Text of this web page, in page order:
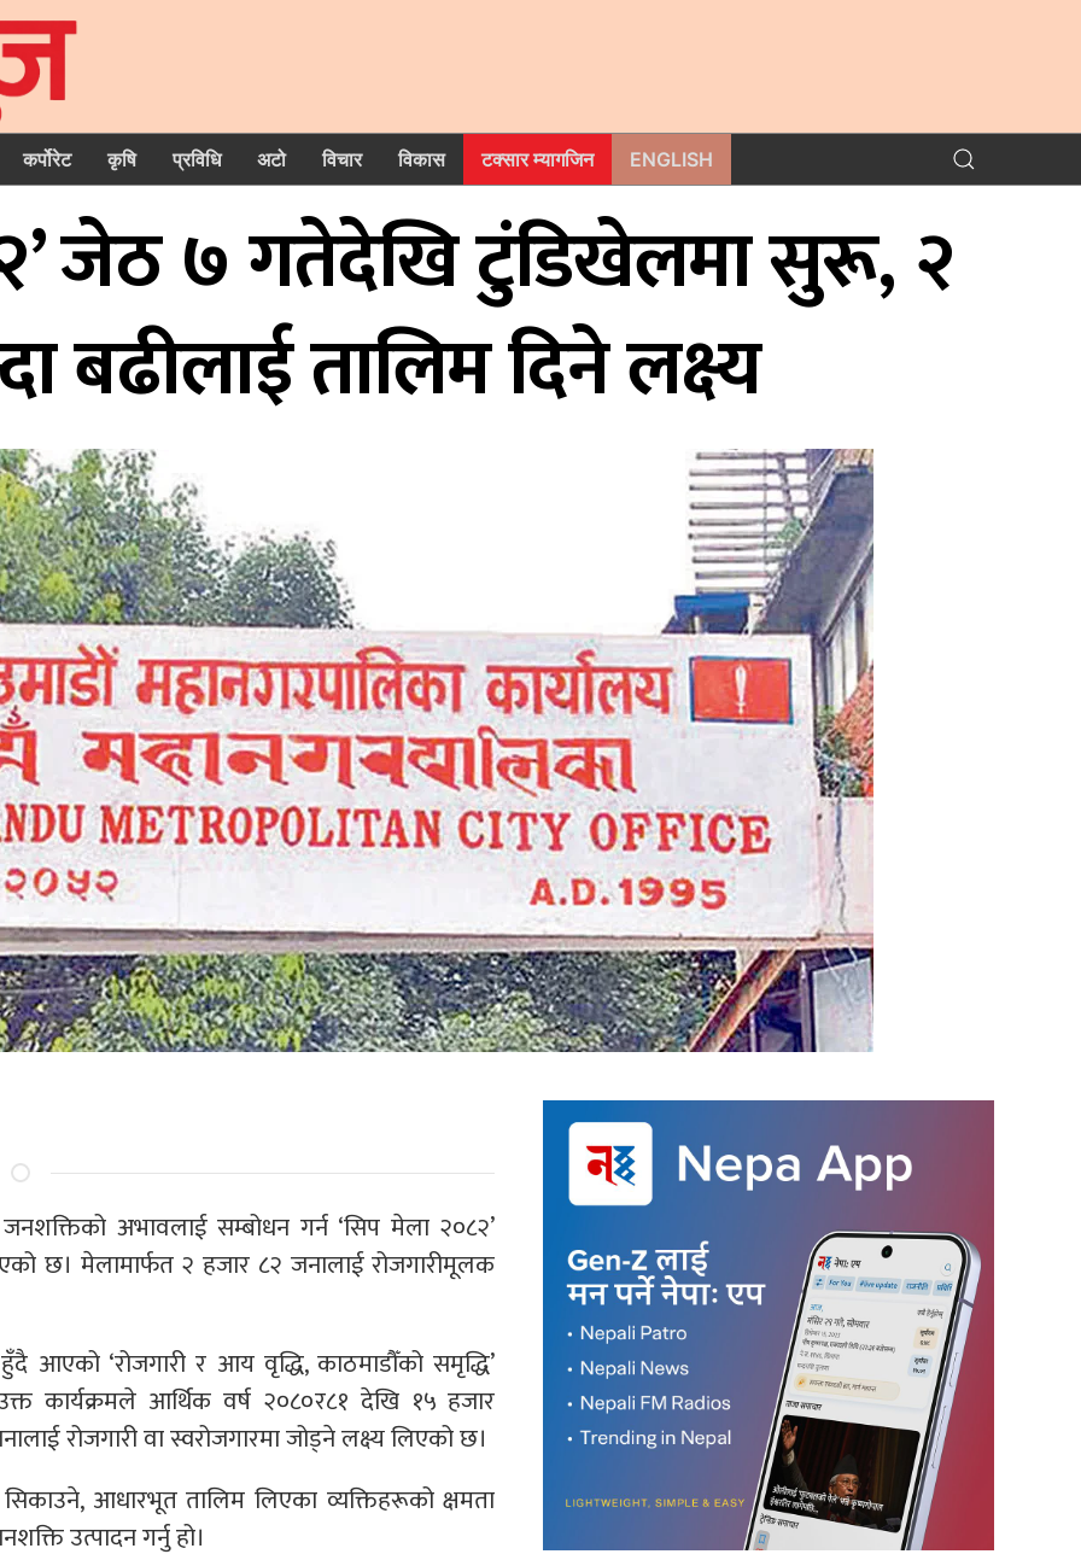
कर्पोरेट कृषि प्रविधि अटो विचार विकास टक्सार म्यागजिन ENGLISH
जेठ ७ गतेदेखि टुंडिखेलमा सुरू, २
बढीलाई तालिम दिने लक्ष्य
अभावलाई सम्बोधन गर्न ‘सिप मेला २०८२’
छ। मेलामार्फत २ हजार ८२ जनालाई रोजगारीमूलक
आएको ‘रोजगारी र आय वृद्धि, काठमाडौँको समृद्धि’
कार्यक्रमले आर्थिक वर्ष २०८०र८१ देखि १५ हजार
रोजगारी वा स्वरोजगारमा जोड्ने लक्ष्य लिएको छ।
आधारभूत तालिम लिएका व्यक्तिहरूको क्षमता
उत्पादन गर्नु हो।